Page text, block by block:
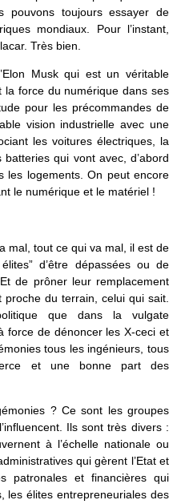
pouvons toujours essayer de
mondiaux. Pour l’instant,
Très bien.
Musk qui est un véritable
la force du numérique dans ses
pour les précommandes de
vision industrielle avec une
les voitures électriques, la
qui vont avec, d’abord
les logements. On peut encore
le numérique et le matériel !
mal, tout ce qui va mal, il est de
d’être dépassées ou de
de prôner leur remplacement
du terrain, celui qui sait.
que dans la vulgate
force de dénoncer les X-ceci et
tous les ingénieurs, tous
et une bonne part des
? Ce sont les groupes
Ils sont très divers :
à l’échelle nationale ou
qui gèrent l’Etat et
patronales et financières qui
les élites entrepreneuriales des